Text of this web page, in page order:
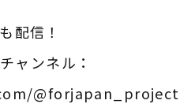
配信！
ャンネル：
@forjapan_project